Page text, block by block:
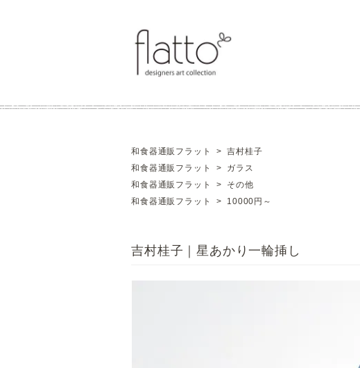
和食器通販フラット >吉村桂子
和食器通販フラット
> ガラス
和食器通販フラット
> その他
和食器通販フラット
> 10000円～
吉村桂子｜星あかり一輪挿し